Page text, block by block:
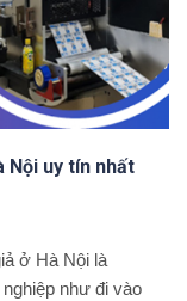
Nội uy tín nhất
ở Hà Nội là
như đi vào